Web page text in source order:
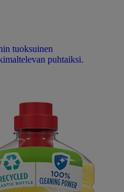
tuoksuinen
puhtaiksi.